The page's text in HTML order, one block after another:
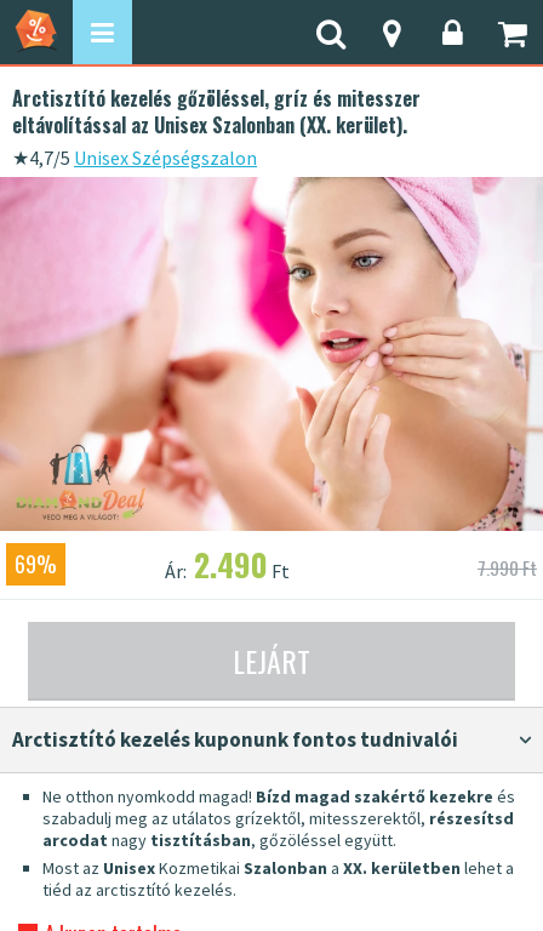
Arctisztító kezelés gőzöléssel, gríz és mitesszer
eltávolítással az Unisex Szalonban (XX. kerület).
★4,7/5 Unisex Szépségszalon
69% Ár: 2.490 Ft 7.990 Ft
LEJÁRT
arctisztító kezelés kuponunk fontos tudnivalói
Ne otthon nyomkodd magad! Bízd magad szakértő kezekre és
szabadulj meg az utálatos grízektől, mitesszerektől, részesítsd
arcodat nagy tisztításban, gőzöléssel együtt.
Most az UnisexKozmetikai Szalonban a XX. kerületben lehet a
tiéd az arctisztító kezelés.